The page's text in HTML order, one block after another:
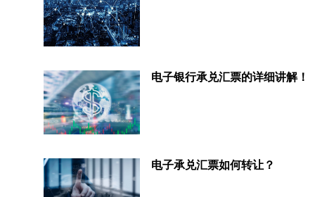
电子银行承兑汇票的详细讲解！
电子承兑汇票如何转让？